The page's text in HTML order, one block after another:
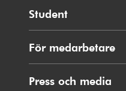
Student
För medarbetare
Press och media